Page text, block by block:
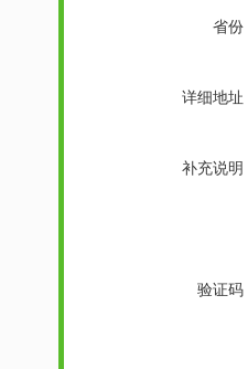
省份
详细地址
补充说明
验证码